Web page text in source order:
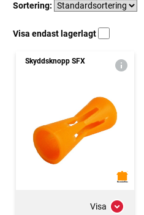
Sortering:
Visa endast lagerlagt
Skyddsknopp SFX
Visa